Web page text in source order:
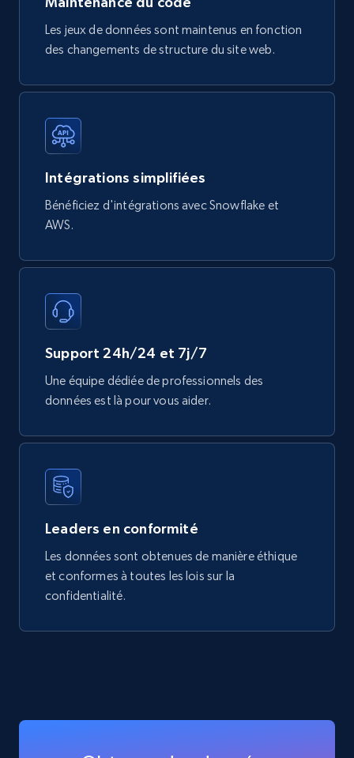
740+ 39+ Buy Now
Mouser - Products
Product url, Category url, Mouser part num, Mfr
Manufacturer url, and more.
eCommerce
Les jeux de données sont maintenus en fonction
des changements de structure du site web.
Intégrations simplifiées
Bénéficiez d'intégrations avec Snowflake et
AWS.
Support 24h/24 et 7j/7
Une équipe dédiée de professionnels des
données est là pour vous aider.
Leaders en conformité
Les données sont obtenues de manière éthique
et conformes à toutes les lois sur la
confidentialité.